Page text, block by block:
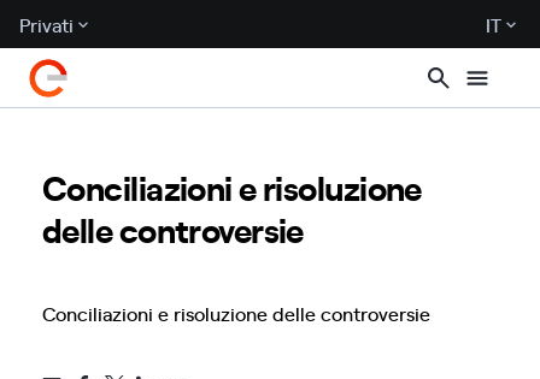
Privati IT
Conciliazioni e risoluzione
delle controversie
Conciliazioni e risoluzione delle controversie